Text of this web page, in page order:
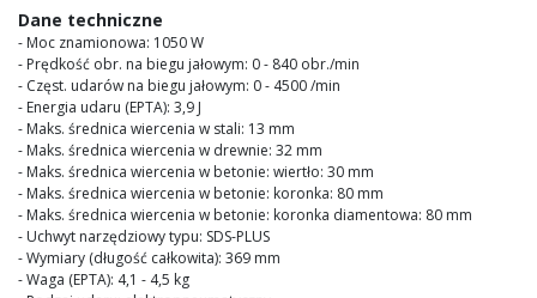
images
gallery
Dane techniczne
- Moc znamionowa: 1050 W
- Prędkość obr. na biegu jałowym: 0 - 840 obr./min
- Częst. udarów na biegu jałowym: 0 - 4500 /min
- Energia udaru (EPTA): 3,9 J
- Maks. średnica wiercenia w stali: 13 mm
- Maks. średnica wiercenia w drewnie: 32 mm
- Maks. średnica wiercenia w betonie: wiertło: 30 mm
- Maks. średnica wiercenia w betonie: koronka: 80 mm
- Maks. średnica wiercenia w betonie: koronka diamentowa: 80 mm
- Uchwyt narzędziowy typu: SDS-PLUS
- Wymiary (długość całkowita): 369 mm
- Waga (EPTA): 4,1 - 4,5 kg